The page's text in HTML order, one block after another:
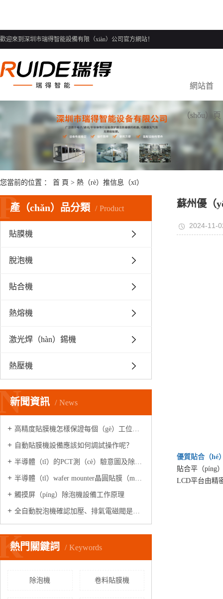
歡迎來到深圳市瑞得智能設備有限（xiàn）公司官方網站！
網站首
（shǒu）頁
您當前的位置 ： 首 頁 > 熱（rè）推信息（xī）
產（chǎn）品分類 Product
貼膜機
脫泡機
貼合機
熱熔機
激光焊（hàn）錫機
熱壓機
新聞資訊 News
高精度貼膜機怎樣保證每個（gè）工位高速精（jīng）準出膜的
自動貼膜機設備應該如何調試操作呢？
半導體（tǐ）的PCT測（cè）驗意圖及除氣泡（pào）設備（bèi）
半導體（tǐ）wafer mounter晶圓貼膜（mó）機是做什麽的?
觸摸屏（píng）除泡機設備工作原理
全自動脫泡機確認加壓、排氣電磁閥是否正常工作?
熱門關鍵詞 Keywords
除泡機 卷料貼膜機
蘇州優（
2024-11-
優質貼合（hé
貼合平（píng
LCD平台由精